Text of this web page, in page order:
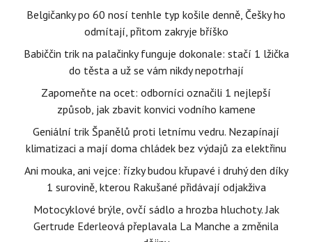
Belgičanky po 60 nosí tenhle typ košile denně, Češky ho
odmítají, přitom zakryje bříško
Babiččin trik na palačinky funguje dokonale: stačí 1 lžička
do těsta a už se vám nikdy nepotrhají
Zapomeňte na ocet: odborníci označili 1 nejlepší
způsob, jak zbavit konvici vodního kamene
Geniální trik Španělů proti letnímu vedru. Nezapínají
klimatizaci a mají doma chládek bez výdajů za elektřinu
Ani mouka, ani vejce: řízky budou křupavé i druhý den díky
1 surovině, kterou Rakušané přidávají odjakživa
Motocyklové brýle, ovčí sádlo a hrozba hluchoty. Jak
Gertrude Ederleová přeplavala La Manche a změnila